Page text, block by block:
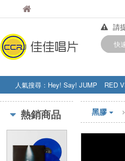
佳佳唱
請
【
快
人氣搜尋： Hey! Say! JUMP RED
STRAY KIDS
盧廣仲 周杰伦
熱銷商品 黑膠